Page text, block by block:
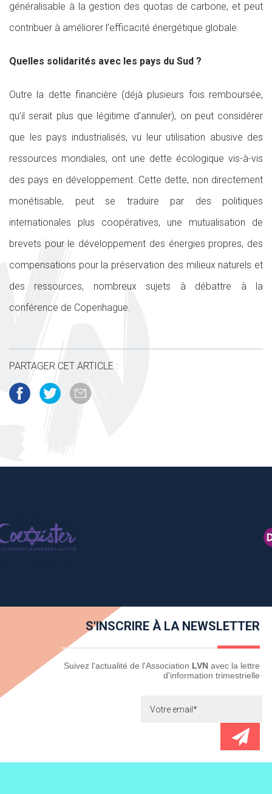
généralisable à la gestion des quotas de carbone, et peut
contribuer à améliorer l’efficacité énergétique globale.
Quelles solidarités avec les pays du Sud ?
Outre la dette financière (déjà plusieurs fois remboursée,
qu’il serait plus que légitime d’annuler), on peut considérer
que les pays industrialisés, vu leur utilisation abusive des
ressources mondiales, ont une dette écologique vis-à-vis
des pays en développement. Cette dette, non directement
monétisable, peut se traduire par des politiques
internationales plus coopératives, une mutualisation de
brevets pour le développement des énergies propres, des
compensations pour la préservation des milieux naturels et
des ressources, nombreux sujets à débattre à la
conférence de Copenhague.
PARTAGER CET ARTICLE :
S'INSCRIRE À LA NEWSLETTER
Newsletter Suivez l'actualité de l'Association LVN avec la lettre
d'information trimestrielle